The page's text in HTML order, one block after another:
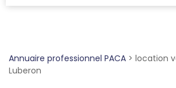
Annuaire professionnel PACA > location
Luberon